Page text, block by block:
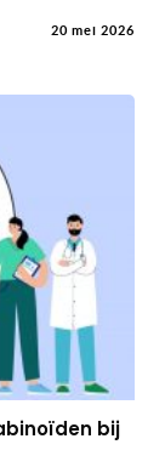
20 mei 2026
bij